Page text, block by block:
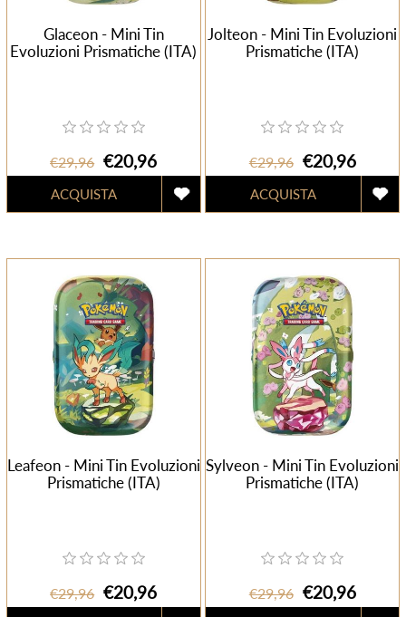
Glaceon - Mini Tin
Evoluzioni Prismatiche (ITA)
€29,96 €20,96
Jolteon - Mini Tin Evoluzioni
Prismatiche (ITA)
€29,96 €20,96
Leafeon - Mini Tin Evoluzioni
Prismatiche (ITA)
€29,96 €20,96
Sylveon - Mini Tin Evoluzioni
Prismatiche (ITA)
€29,96 €20,96